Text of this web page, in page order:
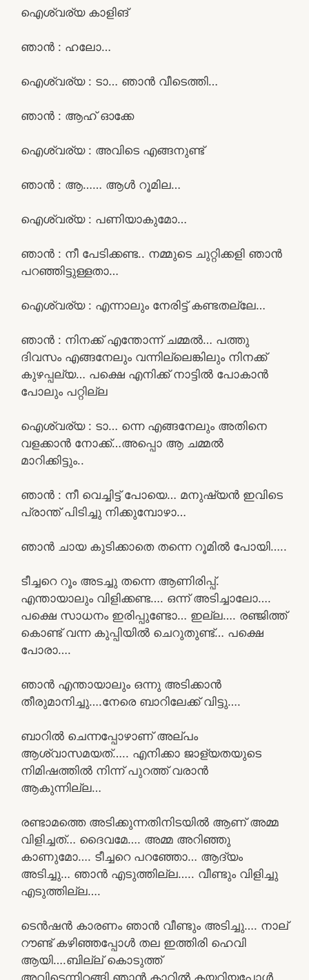
ഐശ്വര്യ കാളിങ്
ഞാൻ : ഹലോ…
ഐശ്വര്യ : ടാ… ഞാൻ വീടെത്തി…
ഞാൻ : ആഹ് ഓക്കേ
ഐശ്വര്യ : അവിടെ എങ്ങനുണ്ട്
ഞാൻ : ആ…… ആൾ റൂമില…
ഐശ്വര്യ : പണിയാകുമോ…
ഞാൻ : നീ പേടിക്കണ്ട.. നമ്മുടെ ചുറ്റിക്കളി ഞാൻ
പറഞ്ഞിട്ടുള്ളതാ…
ഐശ്വര്യ : എന്നാലും നേരിട്ട് കണ്ടതല്ലേ…
ഞാൻ : നിനക്ക് എന്തോന്ന് ചമ്മൽ… പത്തു
ദിവസം എങ്ങനേലും വന്നില്ലെങ്കിലും നിനക്ക്
കുഴപ്പല്യ… പക്ഷെ എനിക്ക് നാട്ടിൽ പോകാൻ
പോലും പറ്റില്ല
ഐശ്വര്യ : ടാ… ന്നെ എങ്ങനേലും അതിനെ
വളക്കാൻ നോക്ക്…അപ്പൊ ആ ചമ്മൽ
മാറിക്കിട്ടും..
ഞാൻ : നീ വെച്ചിട്ട് പോയെ… മനുഷ്യൻ ഇവിടെ
പ്രാന്ത് പിടിച്ചു നിക്കുമ്പോഴാ…
ഞാൻ ചായ കുടിക്കാതെ തന്നെ റൂമിൽ പോയി…..
ടീച്ചറെ റൂം അടച്ചു തന്നെ ആണിരിപ്പ്.
എന്തായാലും വിളിക്കണ്ട…. ഒന്ന് അടിച്ചാലോ….
പക്ഷെ സാധനം ഇരിപ്പുണ്ടോ… ഇല്ല…. രഞ്ജിത്ത്
കൊണ്ട് വന്ന കുപ്പിയിൽ ചെറുതുണ്ട്… പക്ഷെ
പോരാ….
ഞാൻ എന്തായാലും ഒന്നു അടിക്കാൻ
തീരുമാനിച്ചു….നേരെ ബാറിലേക്ക് വിട്ടു….
ബാറിൽ ചെന്നപ്പോഴാണ് അല്പം
ആശ്വാസമയത്….. എനിക്കാ ജാള്യതയുടെ
നിമിഷത്തിൽ നിന്ന് പുറത്ത് വരാൻ
ആകുന്നില്ല…
രണ്ടാമത്തെ അടിക്കുന്നതിനിടയിൽ ആണ് അമ്മ
വിളിച്ചത്… ദൈവമേ…. അമ്മ അറിഞ്ഞു
കാണുമോ…. ടീച്ചറെ പറഞ്ഞോ… ആദ്യം
അടിച്ചു… ഞാൻ എടുത്തില്ല….. വീണ്ടും വിളിച്ചു
എടുത്തില്ല….
ടെൻഷൻ കാരണം ഞാൻ വീണ്ടും അടിച്ചു…. നാല്
റൗണ്ട് കഴിഞ്ഞപ്പോൾ തല ഇത്തിരി ഹെവി
ആയി….ബില്ല് കൊടുത്ത്
അവിടെന്നിറങ്ങി.ഞാൻ കാറിൽ കയറിയപ്പോൾ